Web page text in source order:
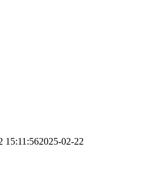
15:11:562025-02-22